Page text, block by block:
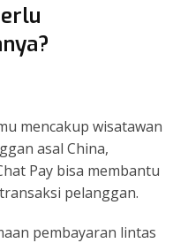
mencakup wisatawan
asal China,
Pay bisa membantu
pelanggan.
pembayaran lintas